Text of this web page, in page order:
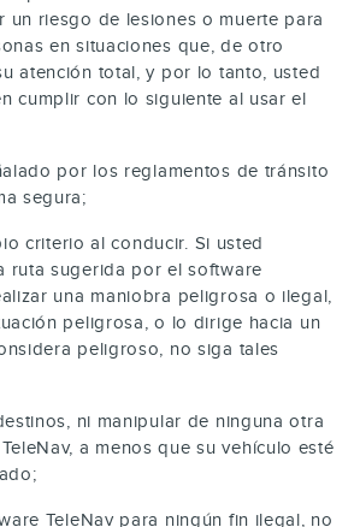
un riesgo de lesiones o muerte para
en situaciones que, de otro
atención total, y por lo tanto, usted
cumplir con lo siguiente al usar el
por los reglamentos de tránsito
segura;
criterio al conducir. Si usted
ruta sugerida por el software
una maniobra peligrosa o ilegal,
peligrosa, o lo dirige hacia un
peligroso, no siga tales
ni manipular de ninguna otra
a menos que su vehículo esté
TeleNav para ningún fin ilegal, no